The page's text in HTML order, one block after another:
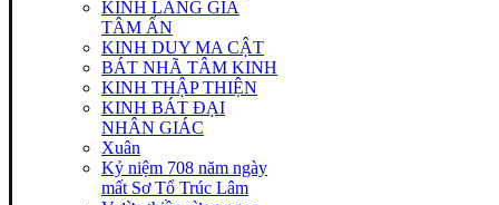
KINH LĂNG GIÀ
TÂM ẤN
KINH DUY MA CẬT
BÁT NHÃ TÂM KINH
KINH THẬP THIỆN
KINH BÁT ĐẠI
NHÂN GIÁC
Xuân
Kỷ niệm 708 năm ngày
mất Sơ Tổ Trúc Lâm